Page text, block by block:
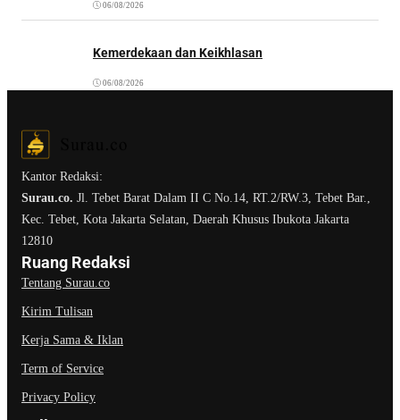
06/08/2026
Kemerdekaan dan Keikhlasan
06/08/2026
Kantor Redaksi:
Surau.co. Jl. Tebet Barat Dalam II C No.14, RT.2/RW.3, Tebet Bar.,
Kec. Tebet, Kota Jakarta Selatan, Daerah Khusus Ibukota Jakarta
12810
Ruang Redaksi
Tentang Surau.co
Kirim Tulisan
Kerja Sama & Iklan
Term of Service
Privacy Policy